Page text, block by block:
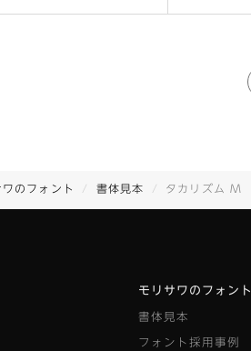
のフォント 書体見本 タカリズム M
モリサワのフォント
書体見本
フォント採用事例